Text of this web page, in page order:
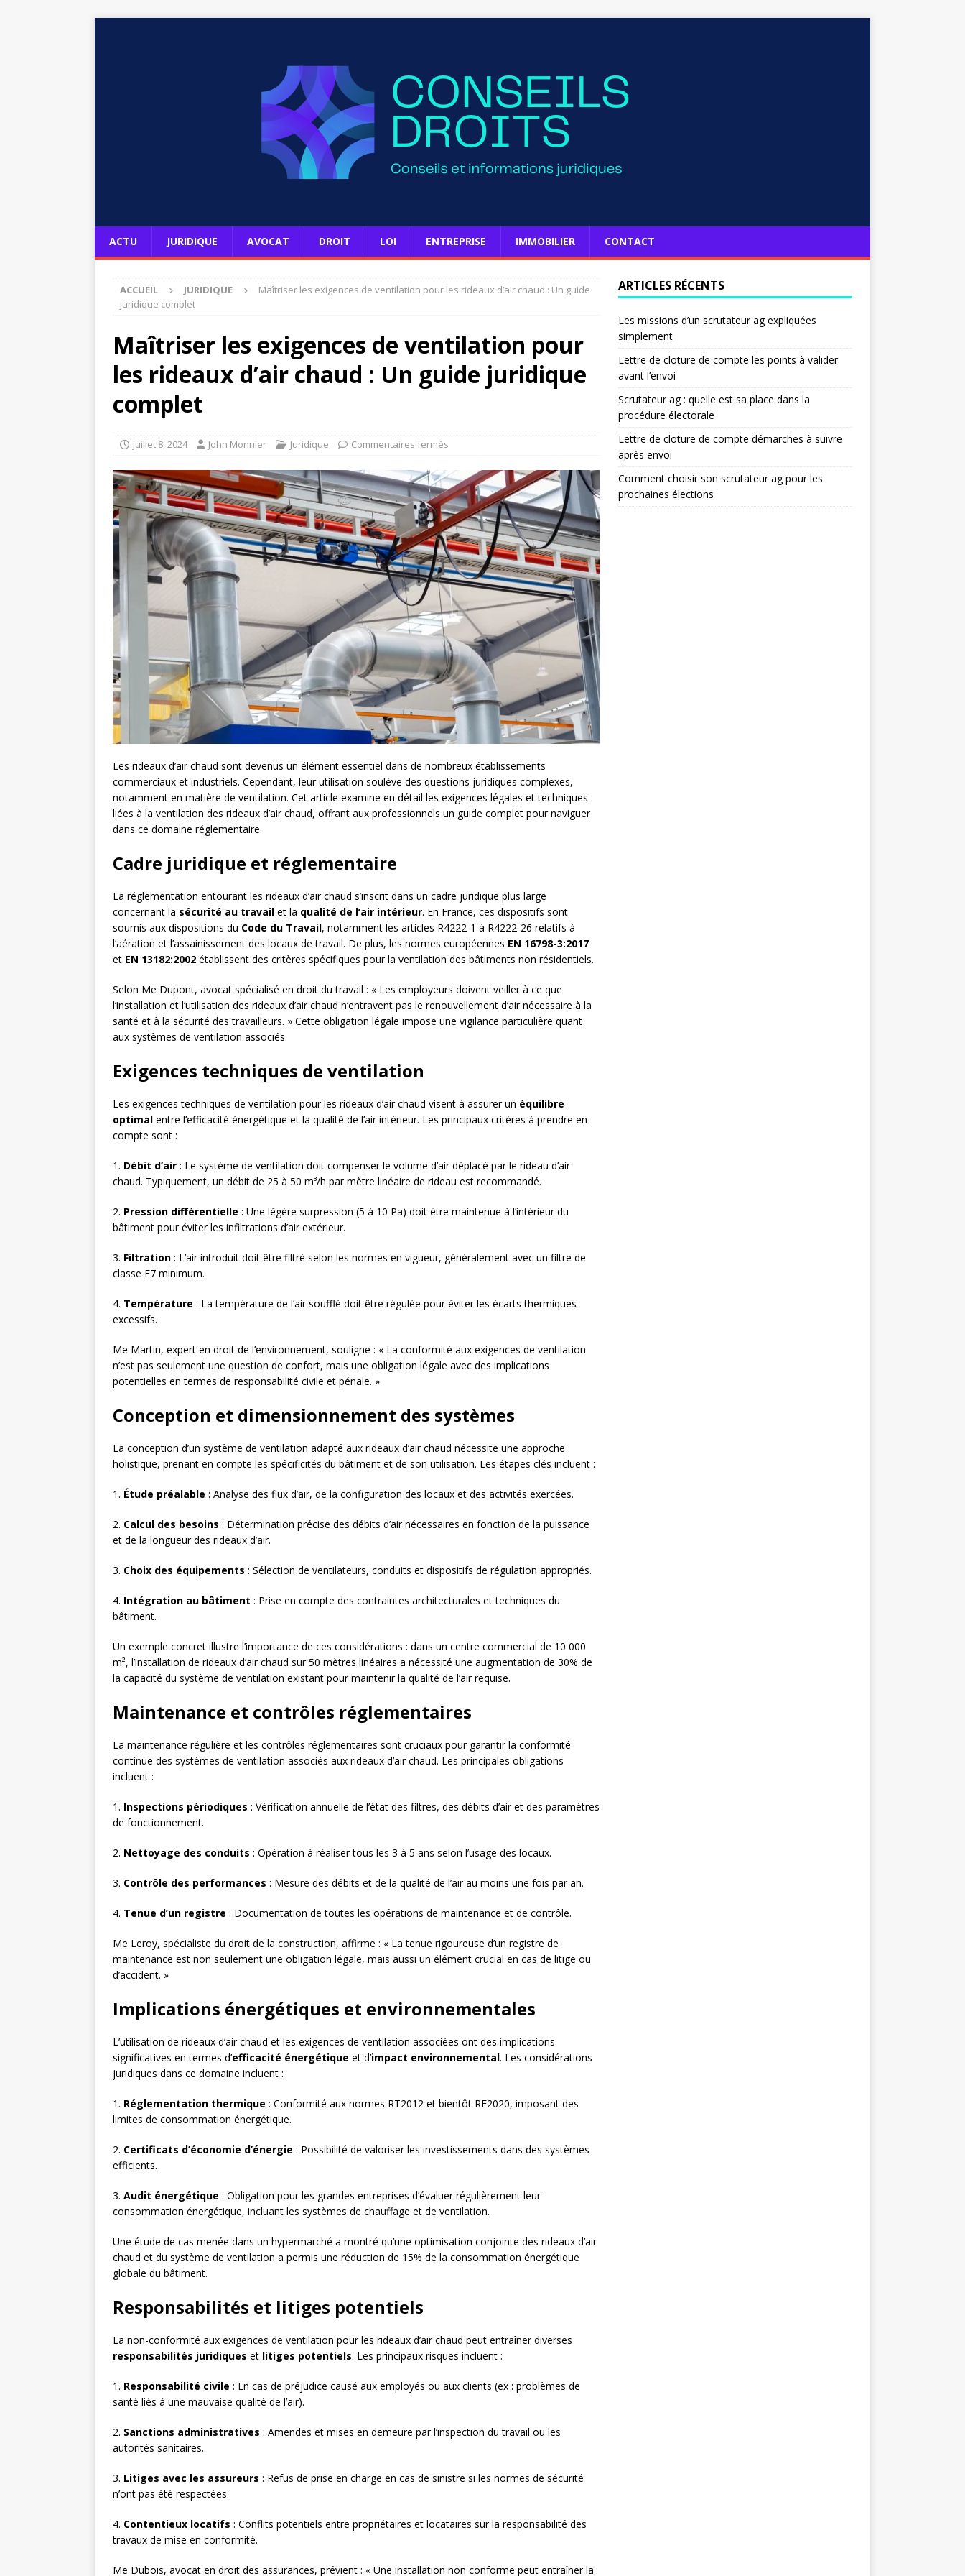
ACTU JURIDIQUE AVOCAT DROIT LOI ENTREPRISE IMMOBILIER CONTACT
ACCUEIL JURIDIQUE
Maîtriser les exigences de ventilation pour les rideaux d’air chaud : Un guide
juridique complet
Maîtriser les exigences de ventilation pour
les rideaux d’air chaud : Un guide juridique
complet
juillet 8, 2024 John Monnier Juridique Commentaires fermés
Les rideaux d’air chaud sont devenus un élément essentiel dans de nombreux établissements
commerciaux et industriels. Cependant, leur utilisation soulève des questions juridiques complexes,
notamment en matière de ventilation. Cet article examine en détail les exigences légales et techniques
liées à la ventilation des rideaux d’air chaud, offrant aux professionnels un guide complet pour naviguer
dans ce domaine réglementaire.
Cadre juridique et réglementaire
La réglementation entourant les rideaux d’air chaud s’inscrit dans un cadre juridique plus large
concernant la sécurité au travail et la qualité de l’air intérieur. En France, ces dispositifs sont
soumis aux dispositions du Code du Travail, notamment les articles R4222-1 à R4222-26 relatifs à
l’aération et l’assainissement des locaux de travail. De plus, les normes européennes EN 16798-3:2017
et EN 13182:2002 établissent des critères spécifiques pour la ventilation des bâtiments non résidentiels.
Selon Me Dupont, avocat spécialisé en droit du travail : « Les employeurs doivent veiller à ce que
l’installation et l’utilisation des rideaux d’air chaud n’entravent pas le renouvellement d’air nécessaire à la
santé et à la sécurité des travailleurs. » Cette obligation légale impose une vigilance particulière quant
aux systèmes de ventilation associés.
Exigences techniques de ventilation
Les exigences techniques de ventilation pour les rideaux d’air chaud visent à assurer un équilibre
optimal entre l’efficacité énergétique et la qualité de l’air intérieur. Les principaux critères à prendre en
compte sont :
1. Débit d’air : Le système de ventilation doit compenser le volume d’air déplacé par le rideau d’air
chaud. Typiquement, un débit de 25 à 50 m³/h par mètre linéaire de rideau est recommandé.
2. Pression différentielle : Une légère surpression (5 à 10 Pa) doit être maintenue à l’intérieur du
bâtiment pour éviter les infiltrations d’air extérieur.
3. Filtration : L’air introduit doit être filtré selon les normes en vigueur, généralement avec un filtre de
classe F7 minimum.
4. Température : La température de l’air soufflé doit être régulée pour éviter les écarts thermiques
excessifs.
Me Martin, expert en droit de l’environnement, souligne : « La conformité aux exigences de ventilation
n’est pas seulement une question de confort, mais une obligation légale avec des implications
potentielles en termes de responsabilité civile et pénale. »
Conception et dimensionnement des systèmes
La conception d’un système de ventilation adapté aux rideaux d’air chaud nécessite une approche
holistique, prenant en compte les spécificités du bâtiment et de son utilisation. Les étapes clés incluent :
1. Étude préalable : Analyse des flux d’air, de la configuration des locaux et des activités exercées.
2. Calcul des besoins : Détermination précise des débits d’air nécessaires en fonction de la puissance
et de la longueur des rideaux d’air.
3. Choix des équipements : Sélection de ventilateurs, conduits et dispositifs de régulation appropriés.
4. Intégration au bâtiment : Prise en compte des contraintes architecturales et techniques du
bâtiment.
Un exemple concret illustre l’importance de ces considérations : dans un centre commercial de 10 000
m², l’installation de rideaux d’air chaud sur 50 mètres linéaires a nécessité une augmentation de 30% de
la capacité du système de ventilation existant pour maintenir la qualité de l’air requise.
Maintenance et contrôles réglementaires
La maintenance régulière et les contrôles réglementaires sont cruciaux pour garantir la conformité
continue des systèmes de ventilation associés aux rideaux d’air chaud. Les principales obligations
incluent :
1. Inspections périodiques : Vérification annuelle de l’état des filtres, des débits d’air et des paramètres
de fonctionnement.
2. Nettoyage des conduits : Opération à réaliser tous les 3 à 5 ans selon l’usage des locaux.
3. Contrôle des performances : Mesure des débits et de la qualité de l’air au moins une fois par an.
4. Tenue d’un registre : Documentation de toutes les opérations de maintenance et de contrôle.
Me Leroy, spécialiste du droit de la construction, affirme : « La tenue rigoureuse d’un registre de
maintenance est non seulement une obligation légale, mais aussi un élément crucial en cas de litige ou
d’accident. »
Implications énergétiques et environnementales
L’utilisation de rideaux d’air chaud et les exigences de ventilation associées ont des implications
significatives en termes d’efficacité énergétique et d’impact environnemental. Les considérations
juridiques dans ce domaine incluent :
1. Réglementation thermique : Conformité aux normes RT2012 et bientôt RE2020, imposant des
limites de consommation énergétique.
2. Certificats d’économie d’énergie : Possibilité de valoriser les investissements dans des systèmes
efficients.
3. Audit énergétique : Obligation pour les grandes entreprises d’évaluer régulièrement leur
consommation énergétique, incluant les systèmes de chauffage et de ventilation.
Une étude de cas menée dans un hypermarché a montré qu’une optimisation conjointe des rideaux d’air
chaud et du système de ventilation a permis une réduction de 15% de la consommation énergétique
globale du bâtiment.
Responsabilités et litiges potentiels
La non-conformité aux exigences de ventilation pour les rideaux d’air chaud peut entraîner diverses
responsabilités juridiques et litiges potentiels. Les principaux risques incluent :
1. Responsabilité civile : En cas de préjudice causé aux employés ou aux clients (ex : problèmes de
santé liés à une mauvaise qualité de l’air).
2. Sanctions administratives : Amendes et mises en demeure par l’inspection du travail ou les
autorités sanitaires.
3. Litiges avec les assureurs : Refus de prise en charge en cas de sinistre si les normes de sécurité
n’ont pas été respectées.
4. Contentieux locatifs : Conflits potentiels entre propriétaires et locataires sur la responsabilité des
travaux de mise en conformité.
Me Dubois, avocat en droit des assurances, prévient : « Une installation non conforme peut entraîner la
ARTICLES RÉCENTS
Les missions d’un scrutateur ag expliquées
simplement
Lettre de cloture de compte les points à valider
avant l’envoi
Scrutateur ag : quelle est sa place dans la
procédure électorale
Lettre de cloture de compte démarches à suivre
après envoi
Comment choisir son scrutateur ag pour les
prochaines élections